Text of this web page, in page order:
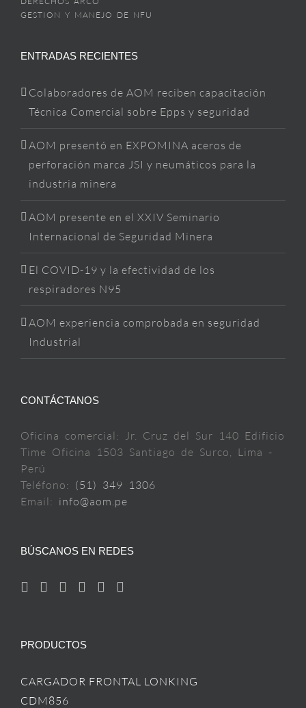
GESTION Y MANEJO DE NFU
ENTRADAS RECIENTES
Colaboradores de AOM reciben capacitación
Técnica Comercial sobre Epps y seguridad
AOM presentó en EXPOMINA aceros de
perforación marca JSI y neumáticos para la
industria minera
AOM presente en el XXIV Seminario
Internacional de Seguridad Minera
El COVID-19 y la efectividad de los
respiradores N95
AOM experiencia comprobada en seguridad
Industrial
CONTÁCTANOS
Oficina comercial: Jr. Cruz del Sur 140 Edificio
Time Oficina 1503 Santiago de Surco, Lima -
Perú
Teléfono: (51) 349 1306
Email: info@aom.pe
BÚSCANOS EN REDES
PRODUCTOS
CARGADOR FRONTAL LONKING
CDM856